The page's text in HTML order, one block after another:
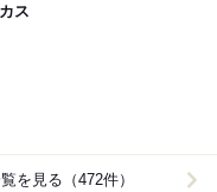
ス
を見る（472件）